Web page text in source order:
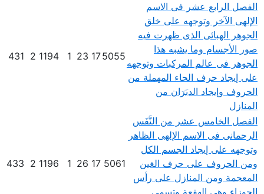
الفصل الرابع عشر فى الاسم
الإلهى الآخر وتوجهه على خلق
الجوهر الهبائى الذى ظهرت فيه
صور الأجسام وما يشبه هذا
الجوهر فى عالم المركبات وتوجهه
على إيجاد حرف الحاء المهملة من
الحروف وإيجاد الدبَرَان من
المنازل
5055
17
23
1
1194
2
431
الفصل الخامس عشر من النَّفَس
الرحمانى فى الاسم الإلهى الظاهر
وتوجهه على إيجاد الجسم الكل
ومن الحروف على حرف الغين
المعجمة ومن المنازل على رأس
5061
17
26
1
1196
2
433